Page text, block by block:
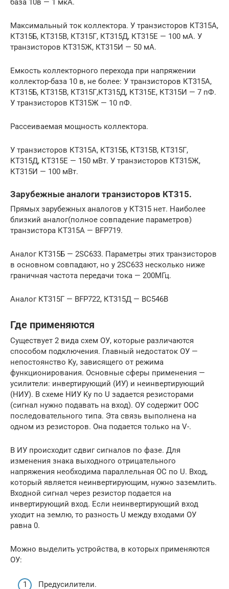
база 10в — 1 мкА.
Максимальный ток коллектора. У транзисторов КТ315А,
КТ315Б, КТ315В, КТ315Г, КТ315Д, КТ315Е — 100 мА. У
транзисторов КТ315Ж, КТ315И — 50 мА.
Емкость коллекторного перехода при напряжении
коллектор-база 10 в, не более: У транзисторов КТ315А,
КТ315Б, КТ315В, КТ315Г,КТ315Д, КТ315Е, КТ315И — 7 пФ.
У транзисторов КТ315Ж — 10 пФ.
Рассеиваемая мощность коллектора.
У транзисторов КТ315А, КТ315Б, КТ315В, КТ315Г,
КТ315Д, КТ315Е — 150 мВт. У транзисторов КТ315Ж,
КТ315И — 100 мВт.
Зарубежные аналоги транзисторов КТ315.
Прямых зарубежных аналогов у КТ315 нет. Наиболее
близкий аналог(полное совпадение параметров)
транзистора КТ315А — BFP719.
Аналог КТ315Б — 2SC633. Параметры этих транзисторов
в основном совпадают, но у 2SC633 несколько ниже
граничная частота передачи тока — 200МГц.
Аналог КТ315Г — BFP722, КТ315Д — BC546B
Где применяются
Существует 2 вида схем ОУ, которые различаются
способом подключения. Главный недостаток ОУ —
непостоянство Kу, зависящего от режима
функционирования. Основные сферы применения —
усилители: инвертирующий (ИУ) и неинвертирующий
(НИУ). В схеме НИУ Kу по U задается резисторами
(сигнал нужно подавать на вход). ОУ содержит ООС
последовательного типа. Эта связь выполнена на
одном из резисторов. Она подается только на V-.
В ИУ происходит сдвиг сигналов по фазе. Для
изменения знака выходного отрицательного
напряжения необходима параллельная ОС по U. Вход,
который является неинвертирующим, нужно заземлить.
Входной сигнал через резистор подается на
инвертирующий вход. Если неинвертирующий вход
уходит на землю, то разность U между входами ОУ
равна 0.
Можно выделить устройства, в которых применяются
ОУ:
Предусилители.